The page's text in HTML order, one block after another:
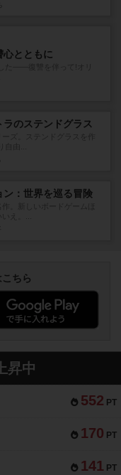
心とともに
た――復讐を伴って!オリ
のステンドグラス
ズ。ステンドグラスを作
ン：世界を巡る冒険
え。...
ちら
昇中
552 PT
170 PT
141 PT